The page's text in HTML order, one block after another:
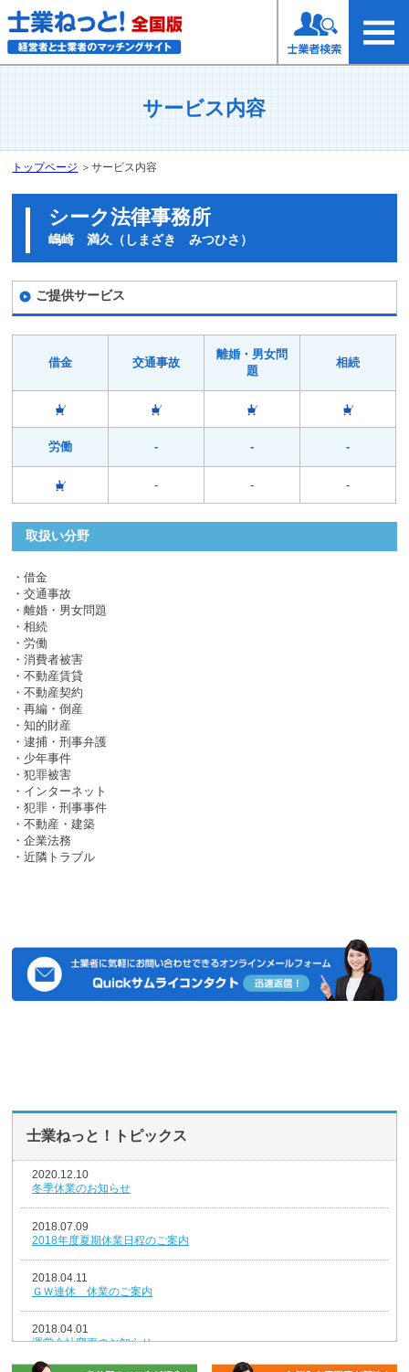
サービス内容
トップページ ＞サービス内容
シーク法律事務所
嶋崎 満久（しまざき みつひさ）
ご提供サービス
借金 交通事故
離婚・男女問
題
相続
労働 - - -
- - -
取扱い分野
・借金
・交通事故
・離婚・男女問題
・相続
・労働
・消費者被害
・不動産賃貸
・不動産契約
・再編・倒産
・知的財産
・逮捕・刑事弁護
・少年事件
・犯罪被害
・インターネット
・犯罪・刑事事件
・不動産・建築
・企業法務
・近隣トラブル
士業ねっと！トピックス
2020.12.10
冬季休業のお知らせ
2018.07.09
2018年度夏期休業日程のご案内
2018.04.11
ＧＷ連休 休業のご案内
2018.04.01
運営会社変更のお知らせ